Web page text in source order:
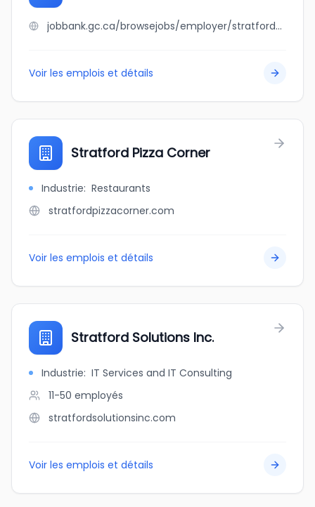
jobbank.gc.ca/browsejobs/employer/stratford+pizza/ca
Voir les emplois et détails
Stratford Pizza Corner
Industrie: Restaurants
stratfordpizzacorner.com
Voir les emplois et détails
Stratford Solutions Inc.
Industrie: IT Services and IT Consulting
11-50 employés
stratfordsolutionsinc.com
Voir les emplois et détails